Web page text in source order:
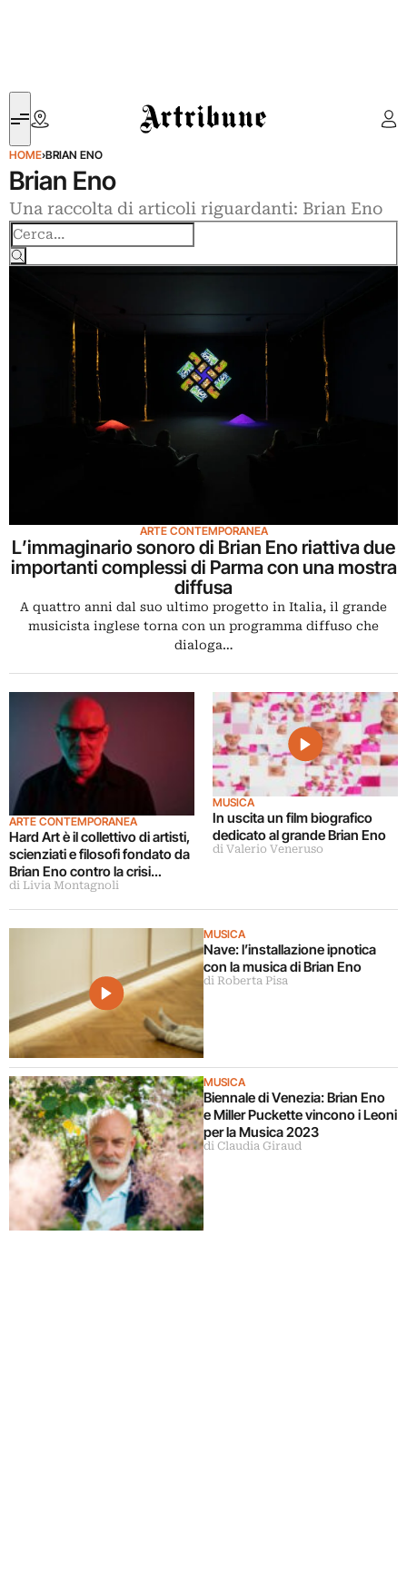
Artribune
HOME›BRIAN ENO
Brian Eno
Una raccolta di articoli riguardanti: Brian Eno
ARTE CONTEMPORANEA
L’immaginario sonoro di Brian Eno riattiva due
importanti complessi di Parma con una mostra
diffusa
A quattro anni dal suo ultimo progetto in Italia, il grande
musicista inglese torna con un programma diffuso che
dialoga…
ARTE CONTEMPORANEA
Hard Art è il collettivo di artisti,
scienziati e filosofi fondato da
Brian Eno contro la crisi
climatica
di Livia Montagnoli
MUSICA
In uscita un film biografico
dedicato al grande Brian Eno
di Valerio Veneruso
MUSICA
Nave: l’installazione ipnotica
con la musica di Brian Eno
di Roberta Pisa
MUSICA
Biennale di Venezia: Brian Eno
e Miller Puckette vincono i Leoni
per la Musica 2023
di Claudia Giraud